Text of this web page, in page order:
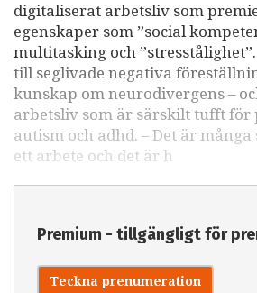
digitaliserat arbetsliv som
egenskaper som ”social
multitasking och
till seglivade negativa
kunskap om neurodivergens –
arbetsliv som är särskilt tufft för
autism och adhd. – Det är
ett arbete och det är h
Premium - tillgängligt för
Teckna prenumeration